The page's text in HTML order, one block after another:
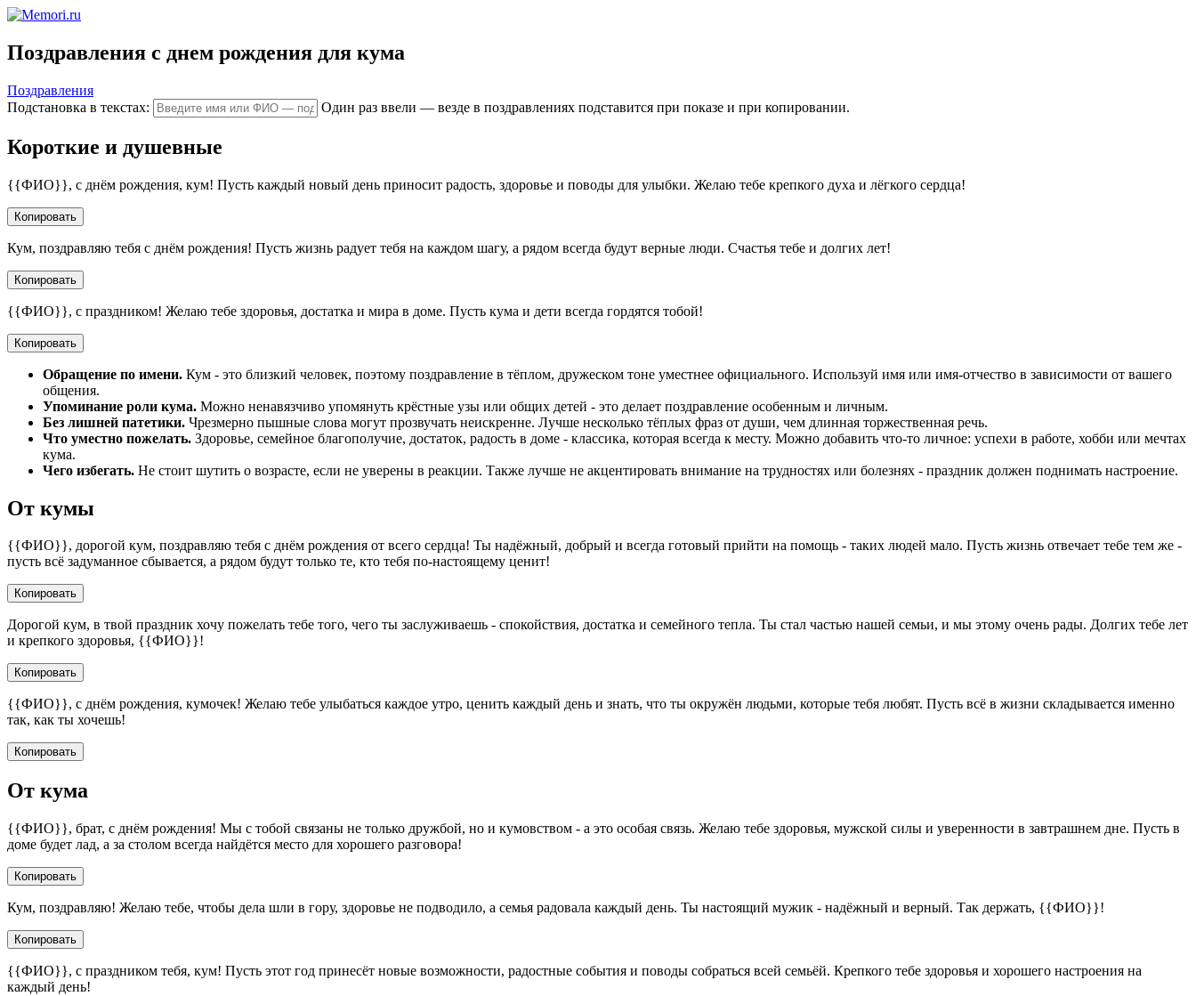
Поздравления с днем рождения для кума
Поздравления
Подстановка в текстах:
Один раз ввели — везде в поздравлениях подставится при показе и при копировании.
Короткие и душевные
{{ФИО}}, с днём рождения, кум! Пусть каждый новый день приносит радость, здоровье и поводы для улыбки. Желаю тебе крепкого духа и лёгкого сердца!
Копировать
Кум, поздравляю тебя с днём рождения! Пусть жизнь радует тебя на каждом шагу, а рядом всегда будут верные люди. Счастья тебе и долгих лет!
Копировать
{{ФИО}}, с праздником! Желаю тебе здоровья, достатка и мира в доме. Пусть кума и дети всегда гордятся тобой!
Копировать
Обращение по имени. Кум - это близкий человек, поэтому поздравление в тёплом, дружеском тоне уместнее официального. Используй имя или имя-отчество в зависимости от вашего
общения.
Упоминание роли кума. Можно ненавязчиво упомянуть крёстные узы или общих детей - это делает поздравление особенным и личным.
Без лишней патетики. Чрезмерно пышные слова могут прозвучать неискренне. Лучше несколько тёплых фраз от души, чем длинная торжественная речь.
Что уместно пожелать. Здоровье, семейное благополучие, достаток, радость в доме - классика, которая всегда к месту. Можно добавить что-то личное: успехи в работе, хобби или мечтах
кума.
Чего избегать. Не стоит шутить о возрасте, если не уверены в реакции. Также лучше не акцентировать внимание на трудностях или болезнях - праздник должен поднимать настроение.
От кумы
{{ФИО}}, дорогой кум, поздравляю тебя с днём рождения от всего сердца! Ты надёжный, добрый и всегда готовый прийти на помощь - таких людей мало. Пусть жизнь отвечает тебе тем же -
пусть всё задуманное сбывается, а рядом будут только те, кто тебя по-настоящему ценит!
Копировать
Дорогой кум, в твой праздник хочу пожелать тебе того, чего ты заслуживаешь - спокойствия, достатка и семейного тепла. Ты стал частью нашей семьи, и мы этому очень рады. Долгих тебе лет
и крепкого здоровья, {{ФИО}}!
Копировать
{{ФИО}}, с днём рождения, кумочек! Желаю тебе улыбаться каждое утро, ценить каждый день и знать, что ты окружён людьми, которые тебя любят. Пусть всё в жизни складывается именно
так, как ты хочешь!
Копировать
От кума
{{ФИО}}, брат, с днём рождения! Мы с тобой связаны не только дружбой, но и кумовством - а это особая связь. Желаю тебе здоровья, мужской силы и уверенности в завтрашнем дне. Пусть в
доме будет лад, а за столом всегда найдётся место для хорошего разговора!
Копировать
Кум, поздравляю! Желаю тебе, чтобы дела шли в гору, здоровье не подводило, а семья радовала каждый день. Ты настоящий мужик - надёжный и верный. Так держать, {{ФИО}}!
Копировать
{{ФИО}}, с праздником тебя, кум! Пусть этот год принесёт новые возможности, радостные события и поводы собраться всей семьёй. Крепкого тебе здоровья и хорошего настроения на
каждый день!